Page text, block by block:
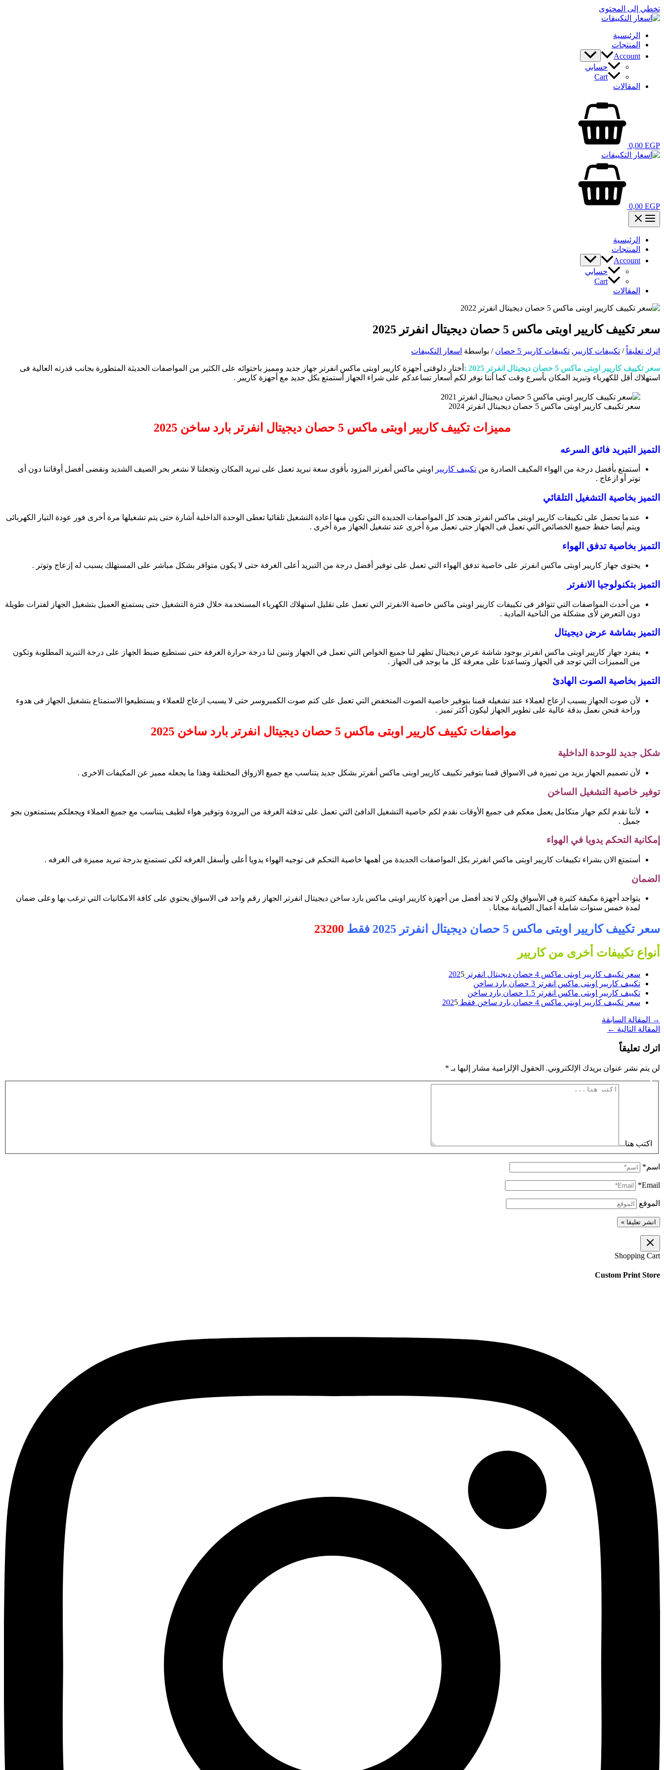
تخطي إلى المحتوى
الرئيسية
المنتجات
Account
حسابي
Cart
المقالات
0,00 EGP
0,00 EGP
الرئيسية
المنتجات
Account
حسابي
Cart
المقالات
سعر تكييف كاريير اوبتى ماكس 5 حصان ديجيتال انفرتر 2025
اترك تعليقاً / تكييفات كاريير , تكييفات كاريير 5 حصان / بواسطة اسعار التكييفات
سعر تكييف كاريير اوبتى ماكس 5 حصان ديجيتال انفرتر 2025 :
أختار دلوقتى أجهزة كاريير اوبتى ماكس انفرتر جهاز جديد ومميز باحتوائه على الكثير من المواصفات الحديثة المتطورة بجانب قدرته العالية فى
استهلاك أقل للكهرباء وتبريد المكان بأسرع وقت كما أننا نوفر لكم أسعار تساعدكم على شراء الجهاز أستمتع بكل جديد مع أجهزة كاريير .
سعر تكييف كاريير اوبتى ماكس 5 حصان ديجيتال انفرتر 2024
مميزات تكييف كاريير اوبتى ماكس 5 حصان ديجيتال انفرتر بارد ساخن 2025
التميز التبريد فائق السرعه
أستمتع بأفضل درجة من الهواء المكيف الصادرة من تكييف كاريير
اوبتي ماكس أنفرتر المزود بأقوى سعة تبريد تعمل على تبريد المكان وتجعلنا لا نشعر بحر الصيف الشديد ونقضى أفضل أوقاتنا دون أى
توتر أو ازعاج .
التميز بخاصية التشغيل التلقائي
عندما تحصل على تكييفات كاريير اوبتى ماكس انفرتر هتجد كل المواصفات الجديدة التي تكون منها اعادة التشغيل تلقائيا تعطى الوحدة الداخلية أشارة حتى يتم تشغيلها مرة أخرى فور عودة التيار الكهربائى
ويتم أيضا حفظ جميع الخصائص التي تعمل فى الجهاز حتى تعمل مرة أخرى عند تشغيل الجهاز مرة أخرى .
التميز بخاصية تدفق الهواء
يحتوى جهاز كاريير اوبتى ماكس انفرتر على خاصية تدفق الهواء التي تعمل على توفير أفضل درجة من التبريد أعلى الغرفة حتى لا يكون متوافر بشكل مباشر على المستهلك يسبب له إزعاج وتوتر .
التميز بتكنولوجيا الانفرتر
من أحدث المواصفات التي تتوافر فى تكييفات كاريير اوبتى ماكس خاصية الانفرتر التي تعمل على تقليل استهلاك الكهرباء المستخدمة خلال فترة التشغيل حتى يستمتع العميل بتشغيل الجهاز لفترات طويلة
دون التعرض لأى مشكلة من الناحية المادية .
التميز بشاشة عرض ديجيتال
ينفرد جهاز كاريير اوبتى ماكس انفرتر بوجود شاشة عرض ديجيتال تظهر لنا جميع الخواص التي تعمل في الجهاز وتبين لنا درجة حرارة الغرفة حتى نستطيع ضبط الجهاز على درجة التبريد المطلوبة وتكون
من المميزات التي توجد فى الجهاز وتساعدنا على معرفة كل ما يوجد فى الجهاز .
التميز بخاصية الصوت الهادئ
لأن صوت الجهاز يسبب ازعاج لعملاء عند تشغيله قمنا بتوفير خاصية الصوت المنخفض التي تعمل على كتم صوت الكمبروسر حتى لا يسبب ازعاج للعملاء و يستطيعوا الاستمتاع بتشغيل الجهاز فى هدوء
وراحة فنحن نعمل بدقة عالية على تطوير الجهاز ليكون أكثر تميز .
مواصفات تكييف كاريير اوبتى ماكس 5 حصان ديجيتال انفرتر بارد ساخن 2025
شكل جديد للوحدة الداخلية
لأن تصميم الجهاز يزيد من تميزه فى الاسواق قمنا بتوفير تكييف كاريير اوبتى ماكس أنفرتر بشكل جديد يتناسب مع جميع الازواق المختلفة وهذا ما يجعله مميز عن المكيفات الاخرى .
توفير خاصية التشغيل الساخن
لأننا نقدم لكم جهاز متكامل يعمل معكم فى جميع الأوقات نقدم لكم خاصية التشغيل الدافئ التي تعمل على تدفئة الغرفة من البرودة وتوفير هواء لطيف يتناسب مع جميع العملاء ويجعلكم يستمتعون بجو
جميل .
إمكانية التحكم يدويا في الهواء
أستمتع الان بشراء تكييفات كاريير اوبتى ماكس انفرتر بكل المواصفات الجديدة من أهمها خاصية التحكم فى توجيه الهواء يدويا أعلى وأسفل الغرفه لكى تستمتع بدرجة تبريد مميزة فى الغرفه .
الضمان
يتواجد أجهزة مكيفة كثيرة فى الأسواق ولكن لا تجد أفضل من أجهزة كاريير اوبتى ماكس بارد ساخن ديجيتال انفرتر الجهاز رقم واحد فى الاسواق يحتوي على كافة الامكانيات التي ترغب بها وعلى ضمان
لمدة خمس سنوات شاملة أعمال الصيانة مجانا .
سعر تكييف كاريير اوبتى ماكس 5 حصان ديجيتال انفرتر 2025 فقط
23200
أنواع تكييفات أخرى من كاريير
سعر تكييف كاريير اوبتى ماكس 4 حصان ديجيتال انفرتر 202
5
تكييف كاريير اوبتى ماكس انفرتر 3 حصان بارد ساخن
تكييف كاريير اوبتى ماكس انفرتر 1.5 حصان بارد ساخن
سعر تكييف كاريير اوبتي ماكس 4 حصان بارد ساخن فقط 202
5
→
المقالة السابقة
المقالة التالية ←
اترك تعليقاً
لن يتم نشر عنوان بريدك الإلكتروني. الحقول الإلزامية مشار إليها بـ *
اكتب هنا...
اسم*
Email*
الموقع
Shopping Cart
Custom Print Store